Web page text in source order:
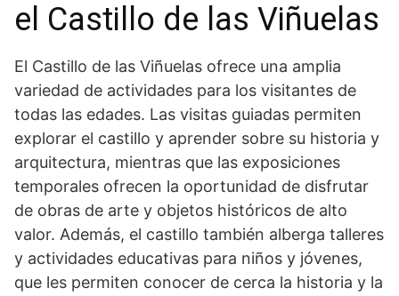
el Castillo de las Viñuelas
El Castillo de las Viñuelas ofrece una amplia
variedad de actividades para ​los visitantes de
todas las edades. Las visitas guiadas permiten‌
explorar el castillo‌ y aprender sobre su historia y
arquitectura, mientras que las exposiciones
temporales ofrecen ‌la oportunidad de disfrutar
de obras de arte y objetos históricos de alto
valor. Además, el castillo​ también ⁢alberga talleres
y actividades educativas para niños y⁢ jóvenes,
que les ⁣permiten conocer de cerca ‍la historia y la